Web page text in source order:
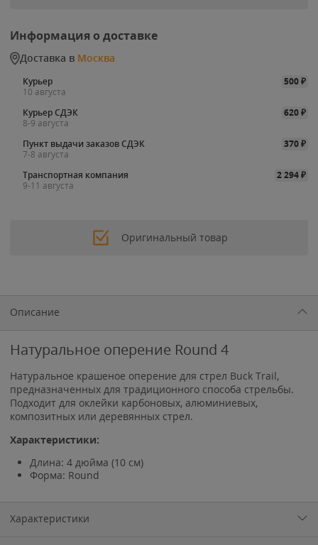
Информация о доставке
Доставка в Москва
Курьер 500₽
10 августа
Курьер СДЭК
620₽
8-9 августа
Пункт выдачи заказов СДЭК
370₽
7-8 августа
Транспортная компания
2 294₽
9-11 августа
Оригинальный товар
Описание
Натуральное оперение Round 4
Натуральное крашеное оперение для стрел Buck Trail,
предназначенных для традиционного способа стрельбы.
Подходит для оклейки карбоновых, алюминиевых,
композитных или деревянных стрел.
Характеристики:
Длина: 4 дюйма (10 см)
Форма: Round
Характеристики